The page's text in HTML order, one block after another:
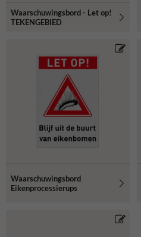
Waarschuwingsbord - Let op!
TEKENGEBIED
Waarschuwingsbord
Eikenprocessierups